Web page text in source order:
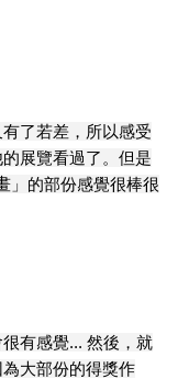
了若差，所以感受
展覽看過了。但是
」的部份感覺很棒很
有感覺... 然後，就
大部份的得獎作